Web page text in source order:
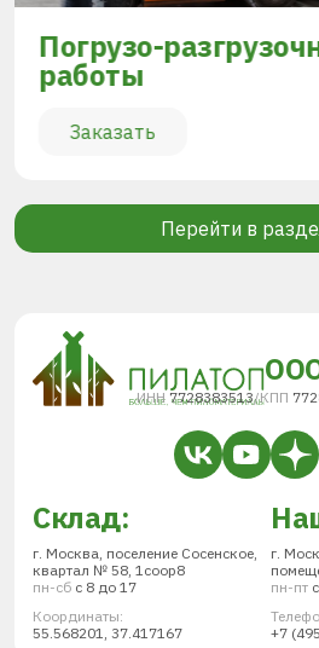
Погрузо-
работы
Заказать
Перейти в
ИНН 7728383513/КПП
Склад:
г. Москва, поселение Сосенское,
квартал № 58, 1соор8
пн-сб с 8 до 17
Координаты:
55.568201, 37.417167
г.
пн-пт
+7